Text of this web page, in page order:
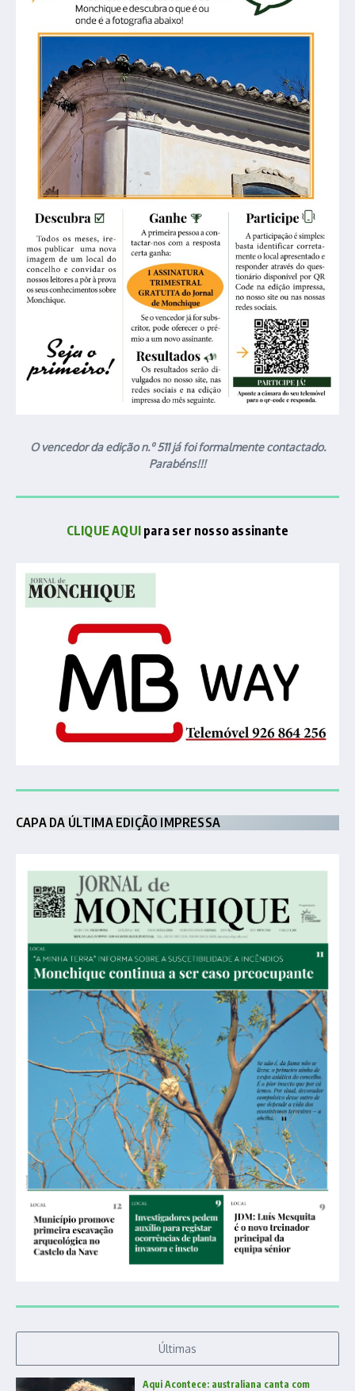
O vencedor da edição n.º 511 já foi formalmente contactado.
Parabéns!!!
CLIQUE AQUI para ser nosso assinante
CAPA DA ÚLTIMA EDIÇÃO IMPRESSA
Últimas
Aqui Acontece: australiana canta com